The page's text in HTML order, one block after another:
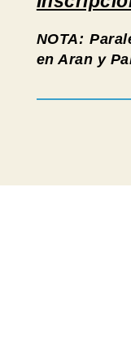
NOTA:
en Aran y